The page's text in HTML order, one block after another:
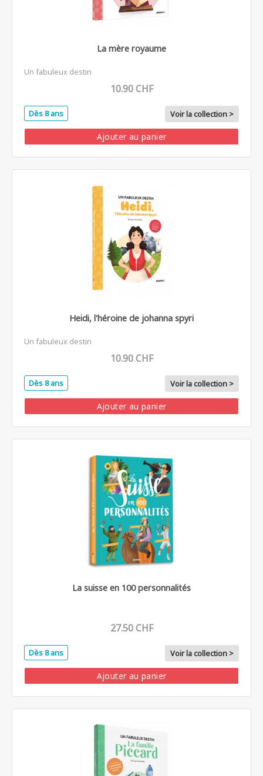
La mère royaume
Un fabuleux destin
10.90 CHF
Dès 8 ans Voir la collection >
Ajouter au panier
Heidi, l'héroine de johanna spyri
Un fabuleux destin
10.90 CHF
Dès 8 ans Voir la collection >
Ajouter au panier
La suisse en 100 personnalités
27.50 CHF
Dès 8 ans Voir la collection >
Ajouter au panier